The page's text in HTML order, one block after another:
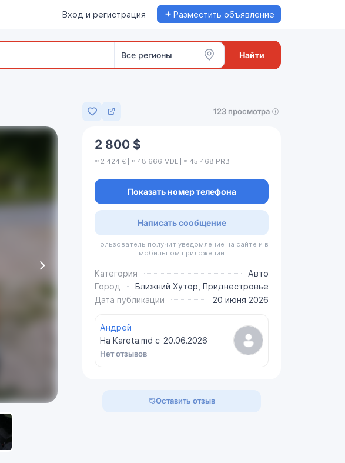
Вход и регистрация + Разместить объявление
Все регионы Найти
Добавить в избранное
123 просмотра
2 800 $
≈ 2 424 € | ≈ 48 666 MDL | ≈ 45 468 PRB
Показать номер телефона
Написать сообщение
Пользователь получит уведомление на сайте и в
мобильном приложении
Категория
Авто
Город
Ближний Хутор, Приднестровье
Дата публикации
20 июня 2026
Андрей
На Kareta.md с 20.06.2026
Нет отзывов
Оставить отзыв